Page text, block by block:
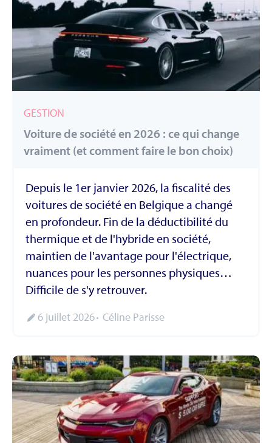
GESTION
Voiture de société en 2026 : ce qui change
vraiment (et comment faire le bon choix)
Depuis le 1er janvier 2026, la fiscalité des
voitures de société en Belgique a changé
en profondeur. Fin de la déductibilité du
thermique et de l'hybride en société,
maintien de l'avantage pour l'électrique,
nuances pour les personnes physiques…
Difficile de s'y retrouver.
6 juillet 2026 Céline Parisse